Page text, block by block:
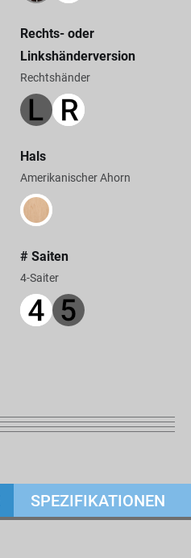
Rechts- oder
Linkshänderversion
Rechtshänder
Hals
Amerikanischer Ahorn
# Saiten
4-Saiter
SPEZIFIKATIONEN